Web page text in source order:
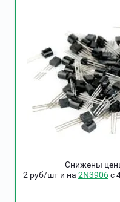
Снижены цены
2 руб/шт и на 2N3906c